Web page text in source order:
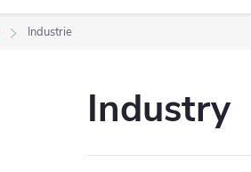
Industrie
Industry